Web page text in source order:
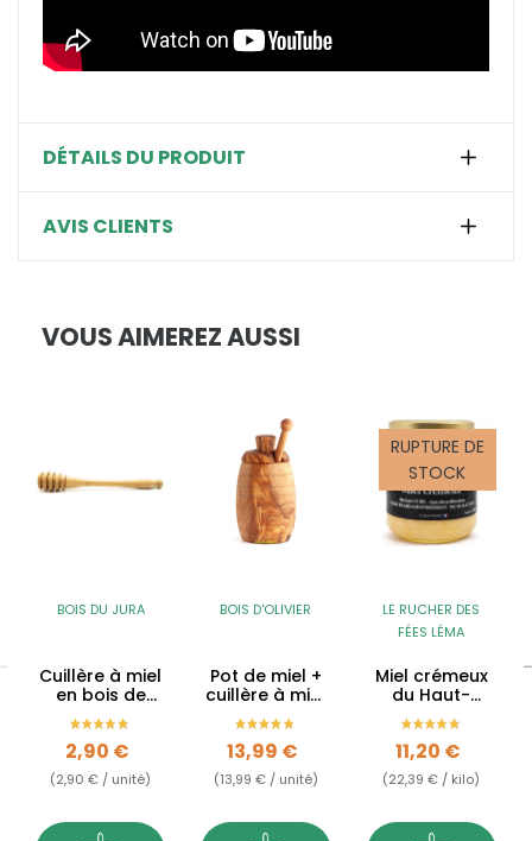
DÉTAILS DU PRODUIT
AVIS CLIENTS
VOUS AIMEREZ AUSSI
BOIS DU JURA
Cuillère à miel
en bois de
buis du Jura
Prix
2,90 €
(2,90 € / unité)
BOIS D'OLIVIER
Pot de miel +
cuillère à miel
en bois
d'olivier
Prix
13,99 €
(13,99 € / unité)
RUPTURE DE
STOCK
LE RUCHER DES
FÉES LÉMA
Miel crémeux
du Haut-
Bugey
Prix
11,20 €
(22,39 € / kilo)